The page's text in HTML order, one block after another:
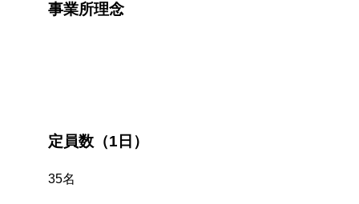
事業所理念
定員数（1日）
35名